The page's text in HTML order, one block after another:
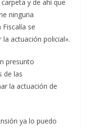
y de ahí que
ninguna
se
actuación policial».
presunto
de las
la actuación de
ya lo puedo